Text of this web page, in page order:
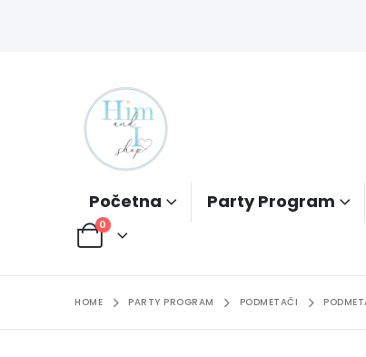
Početna Party Program
0
HOME PARTY PROGRAM PODMETAČI